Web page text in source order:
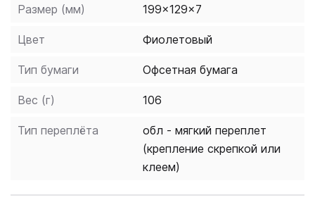
Размер (мм) 199x129x7
Цвет Фиолетовый
Тип бумаги Офсетная бумага
Вес (г) 106
Тип переплёта
обл - мягкий переплет
(крепление скрепкой или
клеем)